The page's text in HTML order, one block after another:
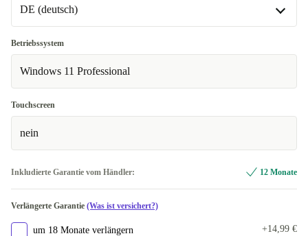
In anderen Kombinationen verfügbar
512 GB
2000 GB
DE (deutsch)
DE (deutsch)
FR (französisch)
Betriebssystem
Windows 11 Professional
Touchscreen
nein
Inkludierte Garantie vom Händler: 12 Monate
Verlängerte Garantie (Was ist versichert?)
um 18 Monate verlängern +14,99 €